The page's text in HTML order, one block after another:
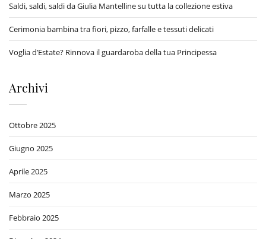
Saldi, saldi, saldi da Giulia Mantelline su tutta la collezione estiva
Cerimonia bambina tra fiori, pizzo, farfalle e tessuti delicati
Voglia d’Estate? Rinnova il guardaroba della tua Principessa
Archivi
Ottobre 2025
Giugno 2025
Aprile 2025
Marzo 2025
Febbraio 2025